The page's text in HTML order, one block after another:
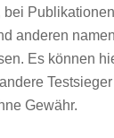
anderen
Es können
Gewähr.